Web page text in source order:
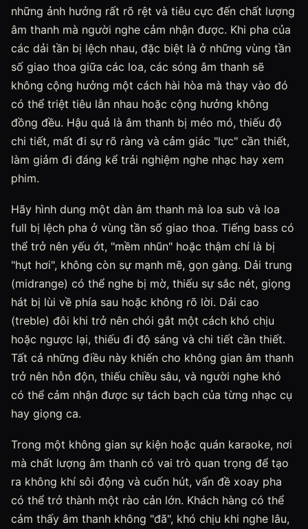
những ảnh hưởng rất rõ rệt và tiêu cực đến chất lượng
âm thanh mà người nghe cảm nhận được. Khi pha của
các dải tần bị lệch nhau, đặc biệt là ở những vùng tần
số giao thoa giữa các loa, các sóng âm thanh sẽ
không cộng hưởng một cách hài hòa mà thay vào đó
có thể triệt tiêu lẫn nhau hoặc cộng hưởng không
đồng đều. Hậu quả là âm thanh bị méo mó, thiếu độ
chi tiết, mất đi sự rõ ràng và cảm giác "lực" cần thiết,
làm giảm đi đáng kể trải nghiệm nghe nhạc hay xem
phim.
Hãy hình dung một dàn âm thanh mà loa sub và loa
full bị lệch pha ở vùng tần số giao thoa. Tiếng bass có
thể trở nên yếu ớt, "mềm nhũn" hoặc thậm chí là bị
"hụt hơi", không còn sự mạnh mẽ, gọn gàng. Dải trung
(midrange) có thể nghe bị mờ, thiếu sự sắc nét, giọng
hát bị lùi về phía sau hoặc không rõ lời. Dải cao
(treble) đôi khi trở nên chói gắt một cách khó chịu
hoặc ngược lại, thiếu đi độ sáng và chi tiết cần thiết.
Tất cả những điều này khiến cho không gian âm thanh
trở nên hỗn độn, thiếu chiều sâu, và người nghe khó
có thể cảm nhận được sự tách bạch của từng nhạc cụ
hay giọng ca.
Trong một không gian sự kiện hoặc quán karaoke, nơi
mà chất lượng âm thanh có vai trò quan trọng để tạo
ra không khí sôi động và cuốn hút, vấn đề xoay pha
có thể trở thành một rào cản lớn. Khách hàng có thể
cảm thấy âm thanh không "đã", khó chịu khi nghe lâu,